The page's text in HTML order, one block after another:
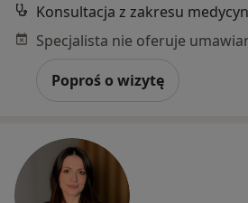
Konsultacja z zakresu
Poproś o wizytę